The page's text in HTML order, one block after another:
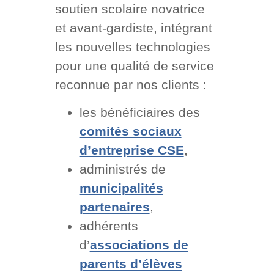
soutien scolaire novatrice
et avant-gardiste, intégrant
les nouvelles technologies
pour une qualité de service
reconnue par nos clients :
les bénéficiaires des
comités sociaux
d’entreprise CSE,
administrés de
municipalités
partenaires,
adhérents
d’associations de
parents d’élèves